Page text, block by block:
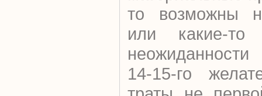
то возможны
или какие-
14-15-го